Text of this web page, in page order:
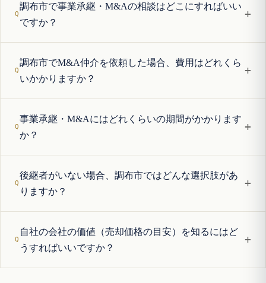
調布市で事業承継・M&Aの相談はどこにすればいい
ですか？
+
調布市でM&A仲介を依頼した場合、費用はどれくら
いかかりますか？
+
事業承継・M&Aにはどれくらいの期間がかかります
か？
+
後継者がいない場合、調布市ではどんな選択肢があ
りますか？
+
自社の会社の価値（売却価格の目安）を知るにはど
うすればいいですか？
+